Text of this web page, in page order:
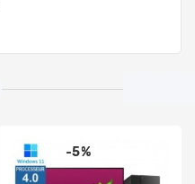
-5%